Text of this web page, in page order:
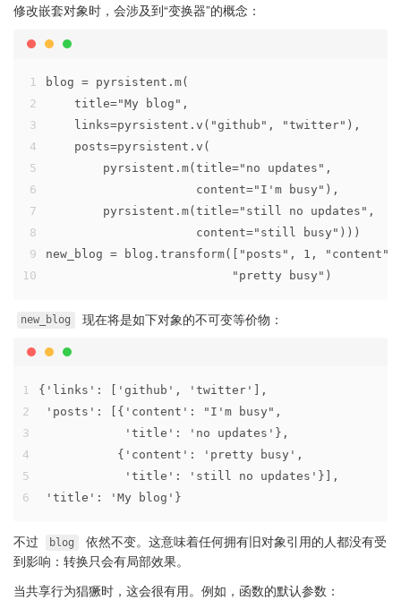
修改嵌套对象时，会涉及到“变换器”的概念：
1
2
3
4
5
6
7
8
9
10
blog = pyrsistent.m(
    title="My blog",
    links=pyrsistent.v("github", "twitter"),
    posts=pyrsistent.v(
        pyrsistent.m(title="no updates",
                     content="I'm busy"),
        pyrsistent.m(title="still no updates",
                     content="still busy")))
new_blog = blog.transform(["posts", 1,
                          "pretty busy")
new_blog 现在将是如下对象的不可变等价物：
1
2
3
4
5
6
{'links': ['github', 'twitter'],
'posts': [{'content': "I'm busy",
            'title': 'no updates'},
           {'content': 'pretty busy',
            'title': 'still no updates'}],
'title': 'My blog'}
不过 blog
依然不变。这意味着任何拥有旧对象引用的人都没有受
到影响：转换只会有局部效果。
当共享行为猖獗时，这会很有用。例如，函数的默认参数：